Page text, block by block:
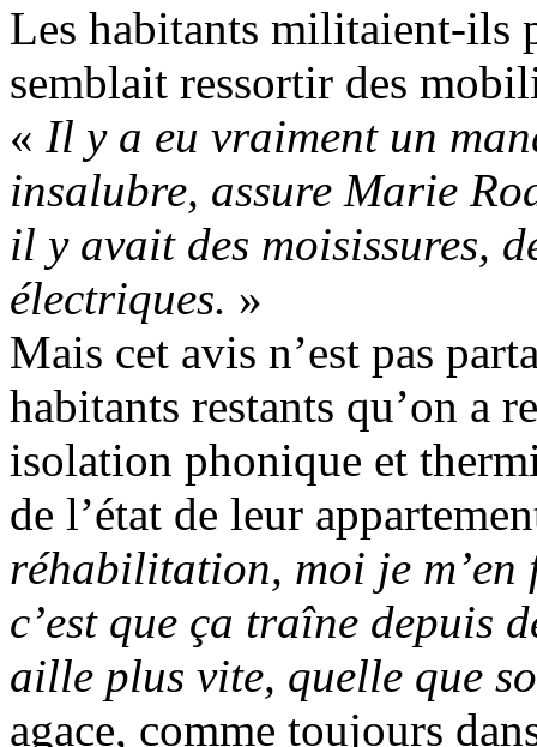
Les habitants militaient-ils
semblait ressortir des
« Il y a eu vraiment un
insalubre, assure Marie
il y avait des moisissures,
électriques. »
Mais cet avis n’est pas
habitants restants qu’on a
isolation phonique et
de l’état de leur
réhabilitation, moi je m’en
c’est que ça traîne depuis
aille plus vite, quelle que
agace, comme toujours